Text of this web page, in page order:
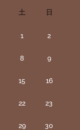
土 日
1 2
8 9
15 16
22 23
29 30